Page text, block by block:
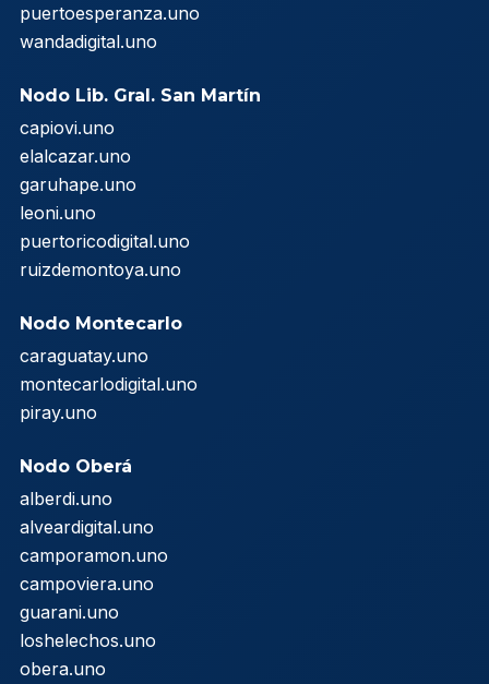
puertoesperanza.uno
wandadigital.uno
Nodo Lib. Gral. San Martín
capiovi.uno
elalcazar.uno
garuhape.uno
leoni.uno
puertoricodigital.uno
ruizdemontoya.uno
Nodo Montecarlo
caraguatay.uno
montecarlodigital.uno
piray.uno
Nodo Oberá
alberdi.uno
alveardigital.uno
camporamon.uno
campoviera.uno
guarani.uno
loshelechos.uno
obera.uno